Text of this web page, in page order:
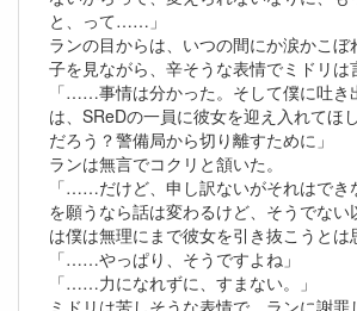
と、って……」
ランの目からは、いつの間にか涙かこぼ
子を見ながら、辛そうな表情でミドリは
「……事情は分かった。そして僕に吐き
は、SReDの一員に彼女を迎え入れてほ
だろう？警備局から切り離すために」
ランは無言でコクリと頷いた。
「……だけど、申し訳ないがそれはでき
を願うなら話は変わるけど、そうでな
は僕は無理にまで彼女を引き抜こうとは
「……やっぱり、そうですよね」
「……力になれずに、すまない。」
ミドリは苦しそうな表情で、ランに謝罪